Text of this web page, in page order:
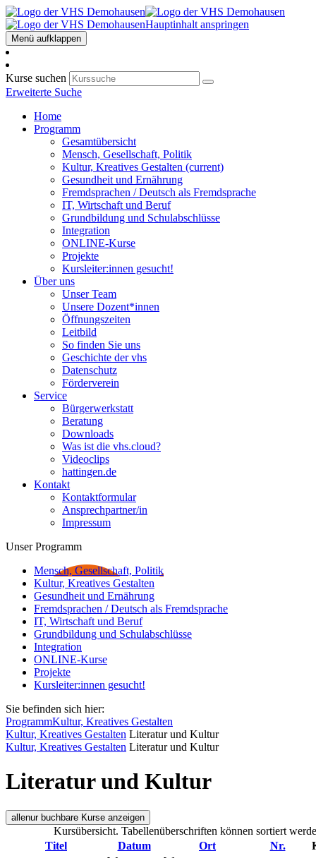
Hauptinhalt anspringen
Menü aufklappen
Kurse suchen
Erweiterte Suche
Home
Programm
Gesamtübersicht
Mensch, Gesellschaft, Politik
Kultur, Kreatives Gestalten (current)
Gesundheit und Ernährung
Fremdsprachen / Deutsch als Fremdsprache
IT, Wirtschaft und Beruf
Grundbildung und Schulabschlüsse
Integration
ONLINE-Kurse
Projekte
Kursleiter:innen gesucht!
Über uns
Unser Team
Unsere Dozent*innen
Öffnungszeiten
Leitbild
So finden Sie uns
Geschichte der vhs
Datenschutz
Förderverein
Service
Bürgerwerkstatt
Beratung
Downloads
Was ist die vhs.cloud?
Videoclips
hattingen.de
Kontakt
Kontaktformular
Ansprechpartner/in
Impressum
Unser Programm
Mensch, Gesellschaft, Politik
Kultur, Kreatives Gestalten
Gesundheit und Ernährung
Fremdsprachen / Deutsch als Fremdsprache
IT, Wirtschaft und Beruf
Grundbildung und Schulabschlüsse
Integration
ONLINE-Kurse
Projekte
Kursleiter:innen gesucht!
Sie befinden sich hier:
ProgrammKultur, Kreatives Gestalten
Kultur, Kreatives Gestalten Literatur und Kultur
Kultur, Kreatives Gestalten Literatur und Kultur
Literatur und Kultur
allenur buchbare Kurse anzeigen
Kursübersicht. Tabellenüberschriften können sortiert
Titel
Datum Ort Nr.